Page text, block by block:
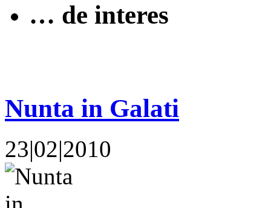
… de interes
Nunta in Galati
23|02|2010